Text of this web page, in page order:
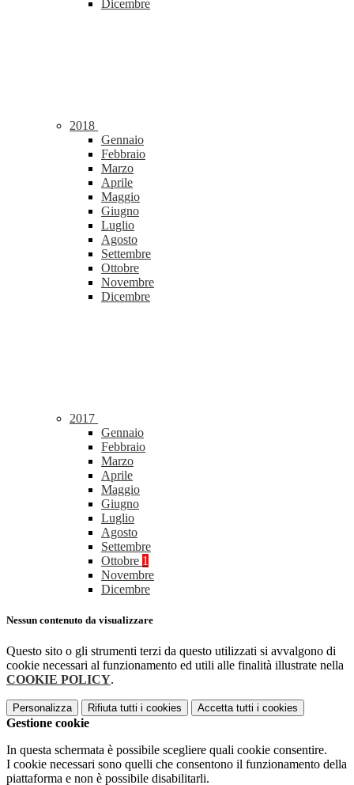
Dicembre
2018
Gennaio
Febbraio
Marzo
Aprile
Maggio
Giugno
Luglio
Agosto
Settembre
Ottobre
Novembre
Dicembre
2017
Gennaio
Febbraio
Marzo
Aprile
Maggio
Giugno
Luglio
Agosto
Settembre
Ottobre 1
Novembre
Dicembre
Nessun contenuto da visualizzare
Questo sito o gli strumenti terzi da questo utilizzati si avvalgono di
cookie necessari al funzionamento ed utili alle finalità illustrate nella
COOKIE POLICY.
Personalizza Rifiuta tutti i cookies Accetta tutti i cookies
Gestione cookie
In questa schermata è possibile scegliere quali cookie consentire.
I cookie necessari sono quelli che consentono il funzionamento della
piattaforma e non è possibile disabilitarli.